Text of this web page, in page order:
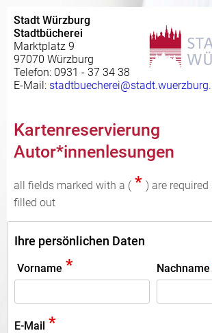
Stadt Würzburg
Stadtbücherei
Marktplatz 9
97070 Würzburg
Telefon: 0931 - 37 34 38
E-Mail:
Kartenreservierung
Autor*innenlesungen
all fields marked with a ( * ) are
filled out
Ihre persönlichen Daten
Vorname * Nachname
E-Mail *